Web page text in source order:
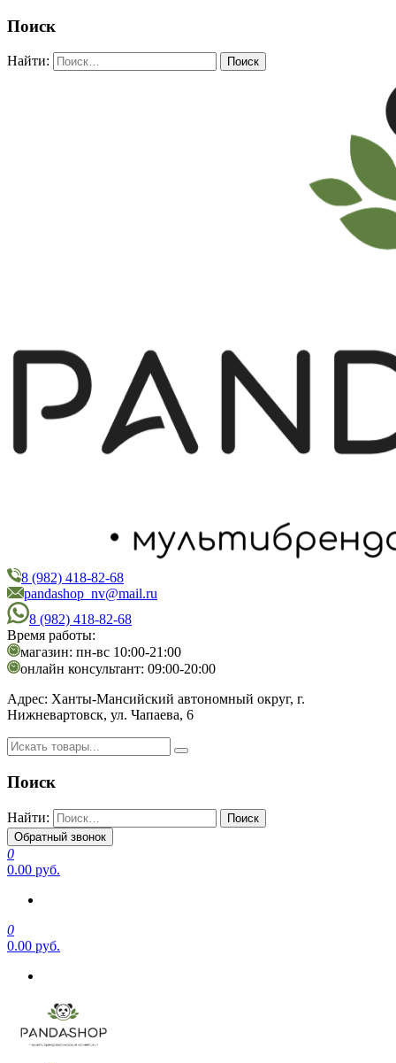
Поиск
Найти:
PandaShop
Интернет-магазин косметики
8 (982) 418-82-68
pandashop_nv@mail.ru
8 (982) 418-82-68
Время работы:
магазин: пн-вс 10:00-21:00
онлайн консультант: 09:00-20:00
Адрес: Ханты-Мансийский автономный округ, г.
Нижневартовск, ул. Чапаева, 6
Поиск
Найти:
Обратный звонок
0
0.00 руб.
0
0.00 руб.